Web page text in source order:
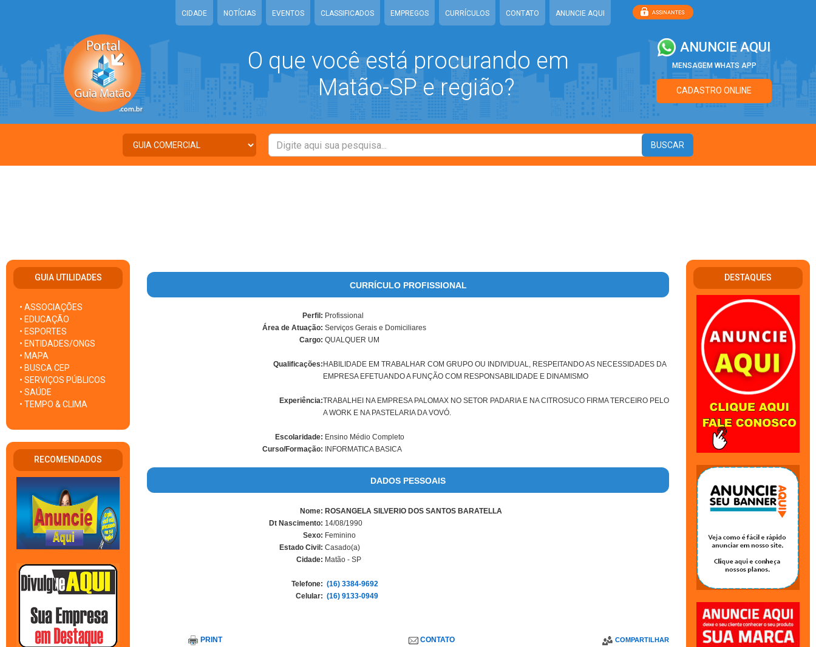
CIDADE NOTÍCIAS EVENTOS CLASSIFICADOS EMPREGOS CURRÍCULOS CONTATO ANUNCIE AQUI
O que você está procurando em
Matão-SP e região?
ANUNCIE AQUI
MENSAGEM WHATS APP
CADASTRO ONLINE
GUIA UTILIDADES
• ASSOCIAÇÕES
• EDUCAÇÃO
• ESPORTES
• ENTIDADES/ONGS
• MAPA
• BUSCA CEP
• SERVIÇOS PÚBLICOS
• SAÚDE
• TEMPO & CLIMA
RECOMENDADOS
CURRÍCULO PROFISSIONAL
Perfil: Profissional
Área de Atuação: Serviços Gerais e Domiciliares
Cargo: QUALQUER UM
Qualificações: HABILIDADE EM TRABALHAR COM GRUPO OU INDIVIDUAL, RESPEITANDO AS NECESSIDADES DA
EMPRESA EFETUANDO A FUNÇÃO COM RESPONSABILIDADE E DINAMISMO
Experiência:TRABALHEI NA EMPRESA PALOMAX NO SETOR PADARIA E NA CITROSUCO FIRMA TERCEIRO PELO
A WORK E NA PASTELARIA DA VOVÓ.
Escolaridade: Ensino Médio Completo
Curso/Formação: INFORMATICA BASICA
DADOS PESSOAIS
Nome: ROSANGELA SILVERIO DOS SANTOS BARATELLA
Dt Nascimento: 14/08/1990
Sexo: Feminino
Estado Civil: Casado(a)
Cidade: Matão - SP
Telefone: (16) 3384-9692
Celular: (16) 9133-0949
PRINT CONTATO COMPARTILHAR
DESTAQUES